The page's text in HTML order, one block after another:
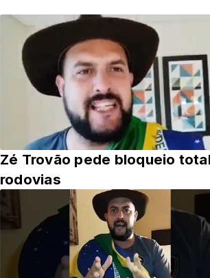
Zé Trovão pede bloqueio
rodovias